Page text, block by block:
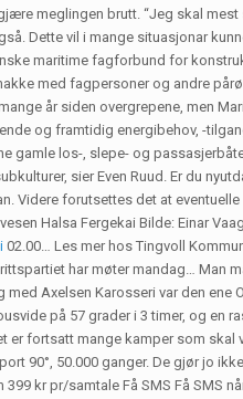
meglingen brutt. “Jeg skal mest
Dette vil i mange situasjonar
maritime fagforbund for
med fagpersoner og andre
år siden overgrepene, men
og framtidig energibehov, -
gamle los-, slepe- og
sier Even Ruud. Er du
Videre forutsettes det at eventuelle
Halsa Fergekai Bilde: Einar
02.00… Les mer hos Tingvoll
har møter mandag… Man
Axelsen Karosseri var den ene
på 57 grader i 3 timer, og en
er fortsatt mange kamper som skal
90°, 50.000 ganger. De gjør jo
kr pr/samtale Få SMS Få SMS